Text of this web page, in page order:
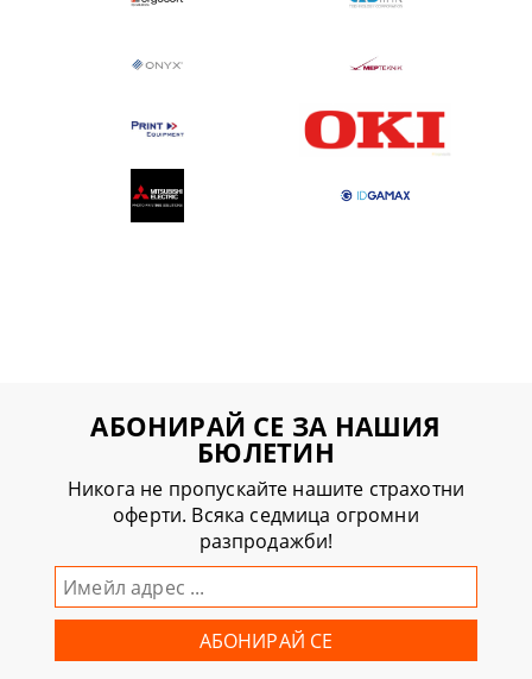
АБОНИРАЙ СЕ ЗА НАШИЯ
БЮЛЕТИН
Никога не пропускайте нашите страхотни
оферти. Всяка седмица огромни
разпродажби!